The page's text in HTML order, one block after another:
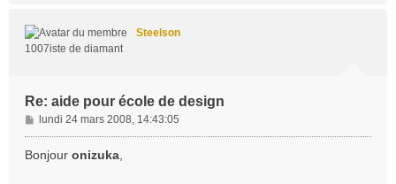
Steelson
1007iste de diamant
Re: aide pour école de design
M
e
s
lundi 24 mars 2008, 14:43:05
Bonjour onizuka